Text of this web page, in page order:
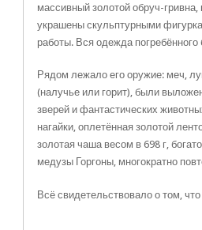
массивный золотой обруч-
украшены скульптурными
работы. Вся одежда
Рядом лежало его оружие: меч,
(налучье или горит), были
зверей и фантастических
нагайки, оплетённая золотой
золотая чаша весом в 698 г,
медузы Горгоны, многократно
Всё свидетельствовало о том,